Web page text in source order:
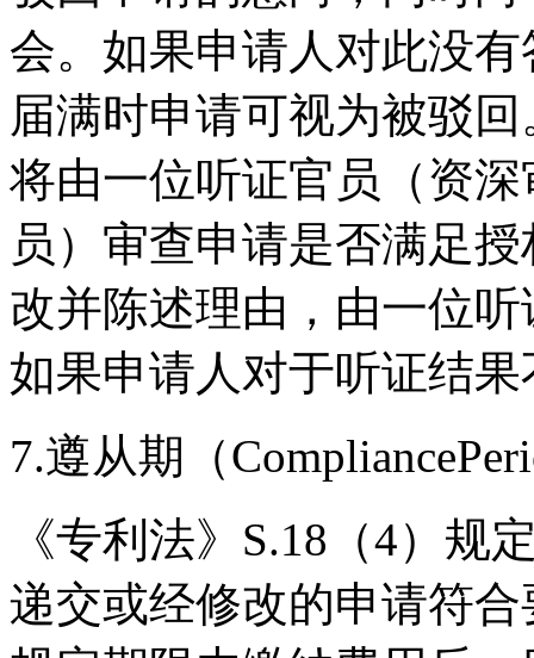
会。如果申请人对此没
届满时申请可视为被驳
将由一位听证官员（资
员）审查申请是否满足
改并陈述理由，由一位
如果申请人对于听证结
7.遵从期（
《专利法》S.18（4）规
递交或经修改的申请符